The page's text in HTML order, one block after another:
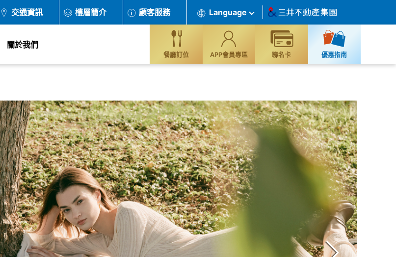
交通資訊 樓層簡介 顧客服務 Language
關於我們
餐廳訂位 APP會員專區 聯名卡 優惠指南